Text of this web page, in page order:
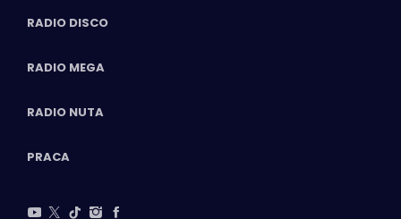
RADIO DISCO
RADIO MEGA
RADIO NUTA
PRACA